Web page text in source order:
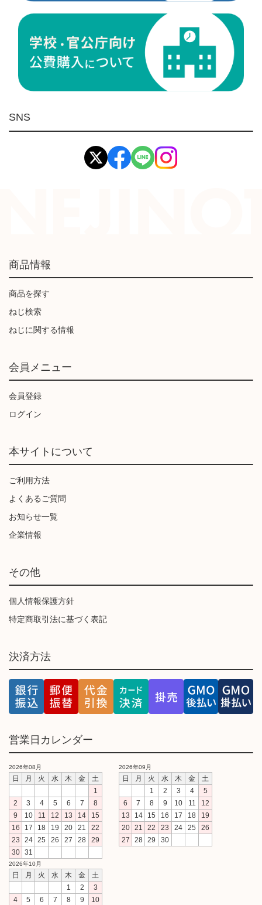
ケミカル製品
荷役伝導
環境安全用品
イマオ製品(IMAO)
工業資材(栃木屋)
SNS
商品情報
商品を探す
ねじ検索
ねじに関する情報
会員メニュー
会員登録
ログイン
本サイトについて
ご利用方法
よくあるご質問
お知らせ一覧
企業情報
その他
個人情報保護方針
特定商取引法に基づく表記
決済方法
営業日カレンダー
2026年08月
日 月 火 水 木 金
土
1
2
3 4 5 6 7
8
9
10 11 12 13 14
15
16
17 18 19 20 21
22
23
24 25 26 27 28
29
30
31
2026年09月
日 月 火 水 木 金
土
1
2 3 4
5
6
7 8 9 10 11
12
13
14 15 16 17 18
19
20
21 22 23 24 25
26
27
28 29 30
2026年10月
日 月 火 水 木 金
土
1
2
3
4
5 6 7 8 9 10